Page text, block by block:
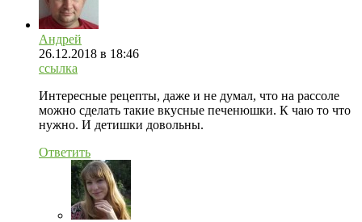
Андрей
26.12.2018 в 18:46
ссылка
Интересные рецепты, даже и не думал, что на рассоле
можно сделать такие вкусные печенюшки. К чаю то что
нужно. И детишки довольны.
Ответить